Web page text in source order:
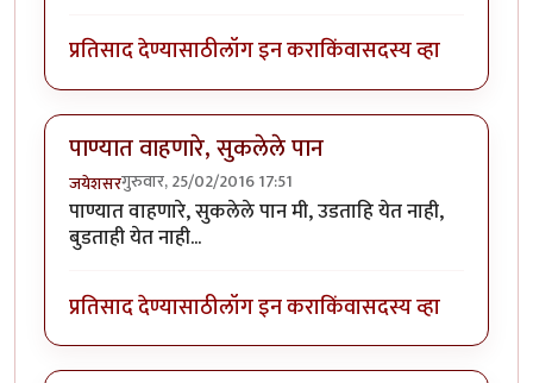
प्रतिसाद देण्यासाठीलॉग इन कराकिंवासदस्य व्हा
पाण्यात वाहणारे, सुकलेले पान
जयेशसरगुरुवार, 25/02/2016 17:51
पाण्यात वाहणारे, सुकलेले पान मी, उडताहि येत नाही,
बुडताही येत नाही...
प्रतिसाद देण्यासाठीलॉग इन कराकिंवासदस्य व्हा